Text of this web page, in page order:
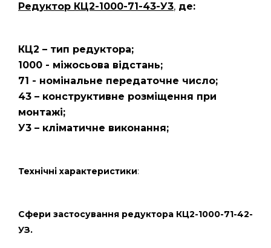
Редуктор КЦ2-1000-71-43-У3, де:
КЦ2 – тип редуктора;
1000 - міжосьова відстань;
71 - номінальне передаточне число;
43 – конструктивне розміщення при
монтажі;
У3 – кліматичне виконання;
Технічні характеристики:
Сфери застосування редуктора КЦ2-1000-71-42-
УЗ.